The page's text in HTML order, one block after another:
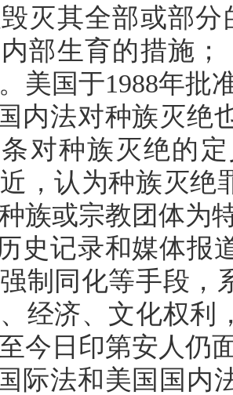
灭其全部或部
部生育的措施
美国于1988年批
内法对种族灭绝
条对种族灭绝的
，认为种族灭绝
族或宗教团体为
史记录和媒体报
制同化等手段，
经济、文化权利
今日印第安人仍
际法和美国国内